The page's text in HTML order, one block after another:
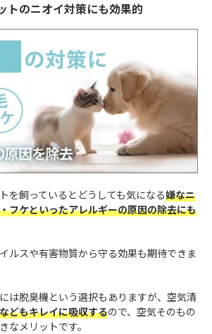
トのニオイ対策にも効果的
を飼っているとどうしても気になる嫌なニ
フケといったアレルギーの原因の除去にも
ルスや有害物質から守る効果も期待できま
は脱臭機という選択もありますが、空気清
どもキレイに吸収するので、空気そのもの
なメリットです。